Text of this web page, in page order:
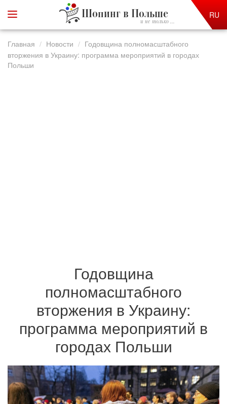
Шопинг в Польше
и не только ...
RU
Главная Новости
Годовщина полномасштабного
вторжения в Украину: программа мероприятий в городах
Польши
Годовщина
полномасштабного
вторжения в Украину:
программа мероприятий в
городах Польши